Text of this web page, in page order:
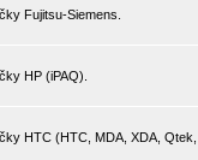
Fujitsu-Siemens.
HP (iPAQ).
HTC (HTC, MDA, XDA,